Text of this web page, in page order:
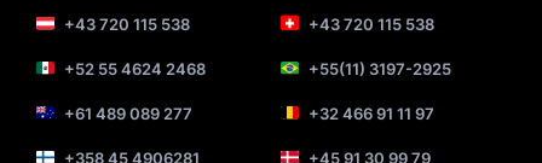
+43 720 115 538 +43 720 115 538
+52 55 4624 2468 +55(11) 3197-2925
+61 489 089 277 +32 466 91 11 97
+358 45 4906281 +45 91 30 99 79